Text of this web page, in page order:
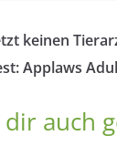
keinen
Applaws
auch